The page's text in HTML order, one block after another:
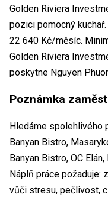
Golden Riviera
pozici pomocný
22 640 Kč/měsíc.
Golden Riviera
poskytne Nguyen
Poznámka
Hledáme spolehlivého
Banyan Bistro,
Banyan Bistro, OC
Náplň práce požaduje:
vůči stresu, pečlivost,